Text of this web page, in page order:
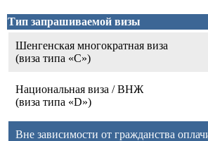
Тип запрашиваемой визы
Шенгенская многократная виза
(виза типа «С»)
Национальная виза / ВНЖ
(виза типа «D»)
Вне зависимости от гражданства